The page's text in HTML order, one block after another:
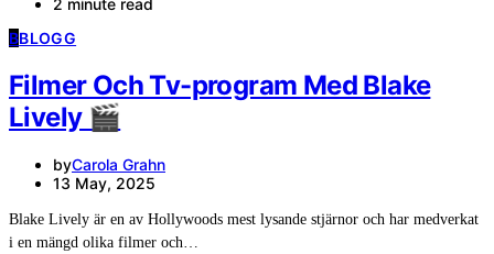
2 minute read
BBLOGG
Filmer Och Tv-program Med Blake
Lively 🎬
byCarola Grahn
13 May, 2025
Blake Lively är en av Hollywoods mest lysande stjärnor och har medverkat
i en mängd olika filmer och…